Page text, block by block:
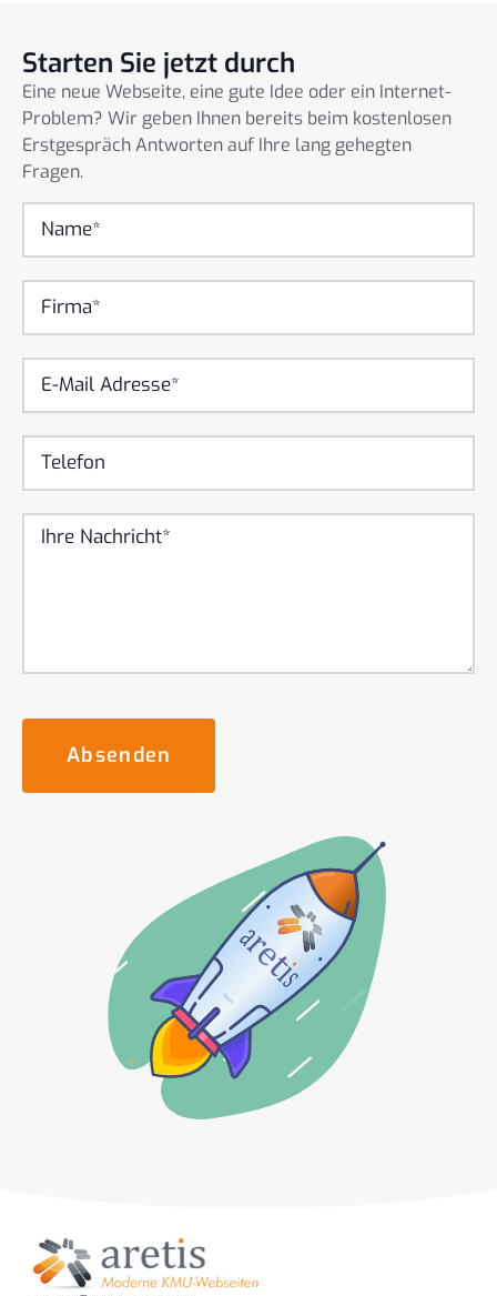
Starten Sie jetzt durch
Eine neue Webseite, eine gute Idee oder ein Internet-
Problem? Wir geben Ihnen bereits beim kostenlosen
Erstgespräch Antworten auf Ihre lang gehegten
Fragen.
Absenden